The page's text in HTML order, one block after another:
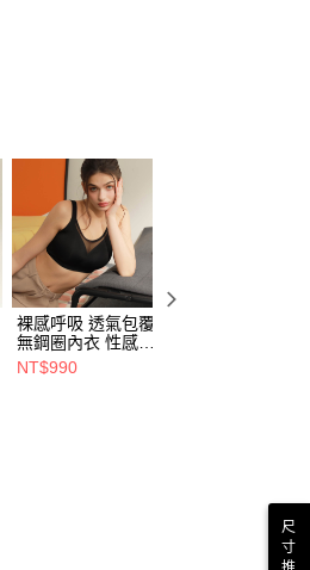
裸感呼吸 透氣包覆
無鋼圈內衣 性感黑
(M~6L)
NT$990
尺
寸